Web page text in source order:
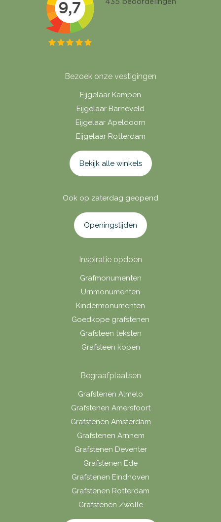
Bezoek onze vestigingen
Eijgelaar Kampen
Eijgelaar Barneveld
Eijgelaar Apeldoorn
Eijgelaar Rotterdam
Bekijk alle winkels
Ook op zaterdag geopend
Openingstijden
Inspiratie opdoen
Grafmonumenten
Urnmonumenten
Kindermonumenten
Goedkope grafstenen
Grafsteen teksten
Grafsteen kopen
Begraafplaatsen
Grafstenen Almelo
Grafstenen Amersfoort
Grafstenen Amsterdam
Grafstenen Arnhem
Grafstenen Deventer
Grafstenen Ede
Grafstenen Eindhoven
Grafstenen Rotterdam
Grafstenen Zwolle